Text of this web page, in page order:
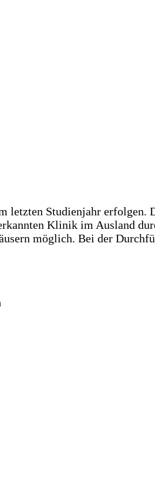
letzten Studienjahr erfolgen.
Klinik im Ausland
möglich. Bei der